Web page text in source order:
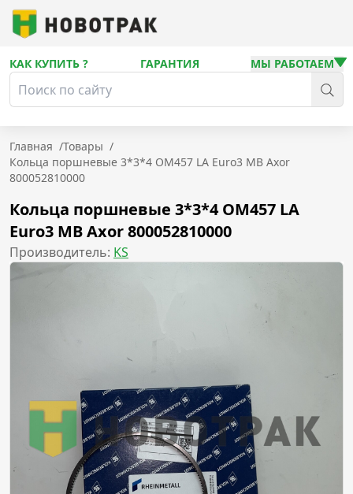
КАК КУПИТЬ ? ГАРАНТИЯ МЫ РАБОТАЕМ
Главная /Товары /
Кольца поршневые 3*3*4 OM457 LA Euro3 MB Axor
800052810000
Кольца поршневые 3*3*4 OM457 LA
Euro3 MB Axor 800052810000
Производитель: KS